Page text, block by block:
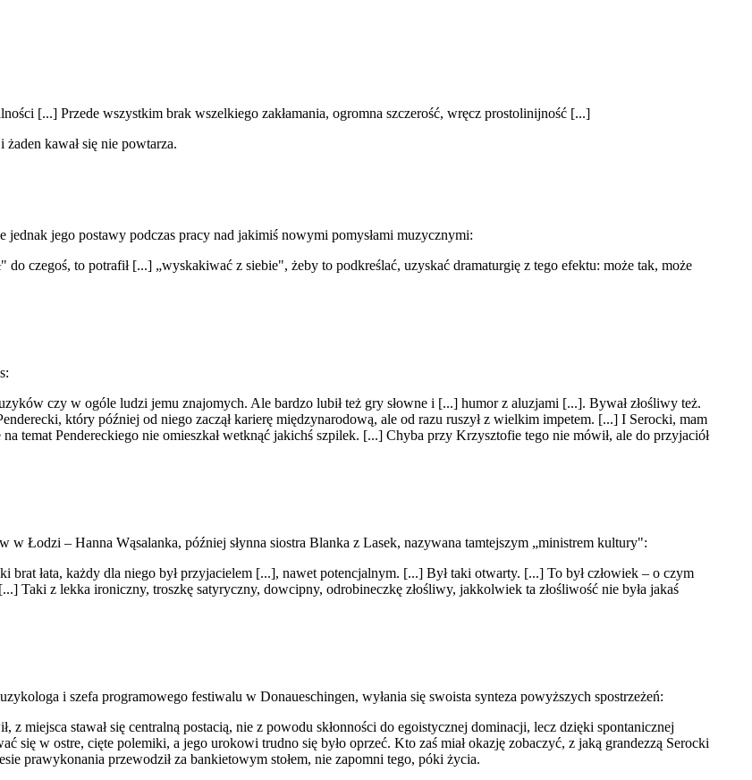
[...] Przede wszystkim brak wszelkiego zakłamania, ogromna szczerość, wręcz prostolinijność [...]
kawał się nie powtarza.
jednak jego postawy podczas pracy nad jakimiś nowymi pomysłami muzycznymi:
do czegoś, to potrafił [...] „wyskakiwać z siebie", żeby to podkreślać, uzyskać dramaturgię z tego efektu: może tak, może
czy w ogóle ludzi jemu znajomych. Ale bardzo lubił też gry słowne i [...] humor z aluzjami [...]. Bywał złośliwy też.
który później od niego zaczął karierę międzynarodową, ale od razu ruszył z wielkim impetem. [...] I Serocki, mam
temat Pendereckiego nie omieszkał wetknąć jakichś szpilek. [...] Chyba przy Krzysztofie tego nie mówił, ale do przyjaciół
Łodzi – Hanna Wąsalanka, później słynna siostra Blanka z Lasek, nazywana tamtejszym „ministrem kultury":
brat łata, każdy dla niego był przyjacielem [...], nawet potencjalnym. [...] Był taki otwarty. [...] To był człowiek – o czym
Taki z lekka ironiczny, troszkę satyryczny, dowcipny, odrobineczkę złośliwy, jakkolwiek ta złośliwość nie była jakaś
i szefa programowego festiwalu w Donaueschingen, wyłania się swoista synteza powyższych spostrzeżeń:
miejsca stawał się centralną postacią, nie z powodu skłonności do egoistycznej dominacji, lecz dzięki spontanicznej
w ostre, cięte polemiki, a jego urokowi trudno się było oprzeć. Kto zaś miał okazję zobaczyć, z jaką grandezzą Serocki
prawykonania przewodził za bankietowym stołem, nie zapomni tego, póki życia.